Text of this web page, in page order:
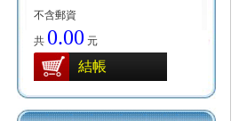
不含郵資
共 0.00 元
結帳